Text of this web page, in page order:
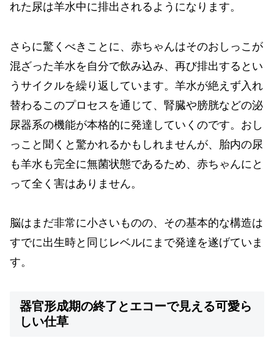
れた尿は羊水中に排出されるようになります。
さらに驚くべきことに、赤ちゃんはそのおしっこが
混ざった羊水を自分で飲み込み、再び排出するとい
うサイクルを繰り返しています。羊水が絶えず入れ
替わるこのプロセスを通じて、腎臓や膀胱などの泌
尿器系の機能が本格的に発達していくのです。おし
っこと聞くと驚かれるかもしれませんが、胎内の尿
も羊水も完全に無菌状態であるため、赤ちゃんにと
って全く害はありません。
脳はまだ非常に小さいものの、その基本的な構造は
すでに出生時と同じレベルにまで発達を遂げていま
す。
器官形成期の終了とエコーで見える可愛ら
しい仕草